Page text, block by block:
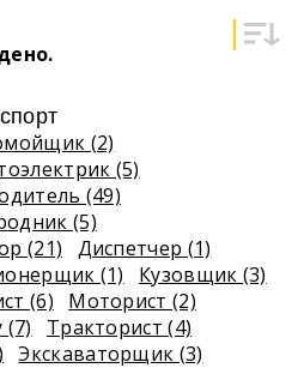
(2)
(5)
(49)
(5)
(21)
Диспетчер (1)
(1)
Кузовщик (3)
(6)
Моторист (2)
(7)
Тракторист (4)
Экскаваторщик (3)